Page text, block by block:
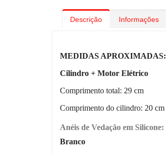
Descrição Informações
MEDIDAS APROXIMADAS:
Cilindro + Motor Elétrico
Comprimento total: 29 cm
Comprimento do cilindro: 20 cm
Anéis de Vedação em Silicone:
Branco